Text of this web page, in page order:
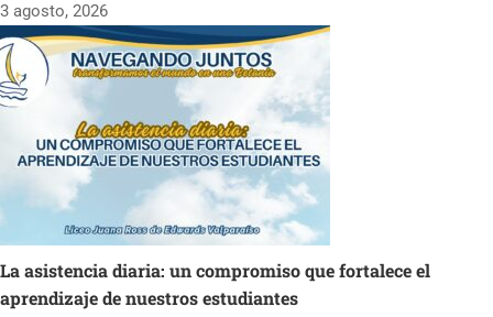
3 agosto, 2026
La asistencia diaria: un compromiso que fortalece el
aprendizaje de nuestros estudiantes